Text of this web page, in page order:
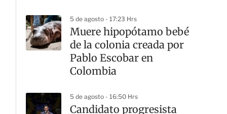
5 de agosto - 17:23 Hrs
Muere hipopótamo bebé
de la colonia creada por
Pablo Escobar en
Colombia
5 de agosto - 16:50 Hrs
Candidato progresista